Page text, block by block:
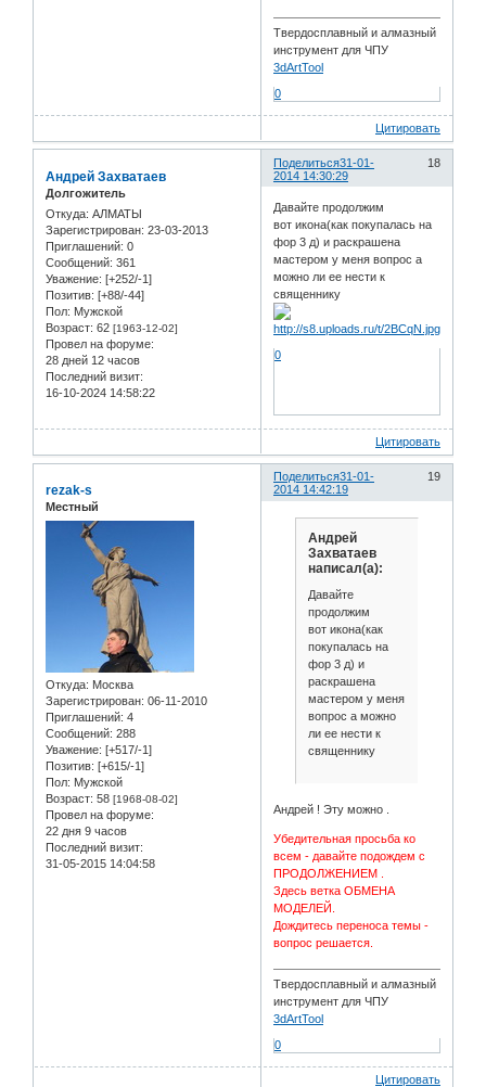
Твердосплавный и алмазный
инструмент для ЧПУ
3dArtTool
0
Цитировать
Поделиться 18
31-01-
2014 14:30:29
Андрей Захватаев
Долгожитель
Откуда: АЛМАТЫ
Зарегистрирован: 23-03-2013
Приглашений: 0
Сообщений: 361
Уважение: [+252/-1]
Позитив: [+88/-44]
Пол: Мужской
Возраст: 62 [1963-12-02]
Провел на форуме:
28 дней 12 часов
Последний визит:
16-10-2024 14:58:22
Давайте продолжим
вот икона(как покупалась на
фор 3 д) и раскрашена
мастером у меня вопрос а
можно ли ее нести к
священнику
0
Цитировать
Поделиться 19
31-01-
2014 14:42:19
rezak-s
Местный
Откуда: Москва
Зарегистрирован: 06-11-2010
Приглашений: 4
Сообщений: 288
Уважение: [+517/-1]
Позитив: [+615/-1]
Пол: Мужской
Возраст: 58 [1968-08-02]
Провел на форуме:
22 дня 9 часов
Последний визит:
31-05-2015 14:04:58
Андрей
Захватаев
написал(а):
Давайте
продолжим
вот икона(как
покупалась на
фор 3 д) и
раскрашена
мастером у меня
вопрос а можно
ли ее нести к
священнику
Андрей ! Эту можно .
Убедительная просьба ко
всем - давайте подождем с
ПРОДОЛЖЕНИЕМ .
Здесь ветка ОБМЕНА
МОДЕЛЕЙ.
Дождитесь переноса темы -
вопрос решается.
Твердосплавный и алмазный
инструмент для ЧПУ
3dArtTool
0
Цитировать